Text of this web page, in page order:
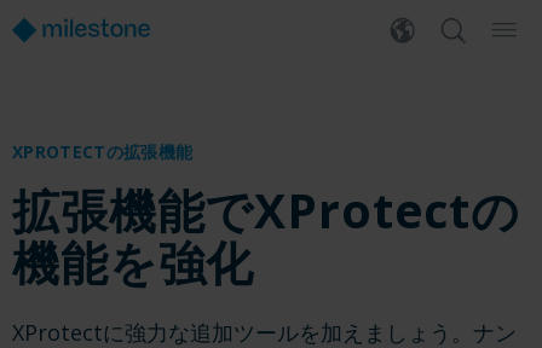
XPROTECTの拡張機能
拡張機能でXProtectの
機能を強化
XProtectに強力な追加ツールを加えましょう。ナン